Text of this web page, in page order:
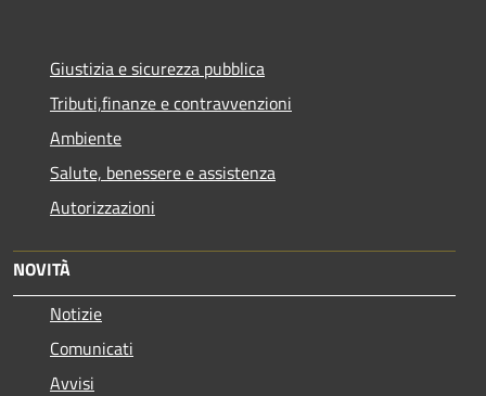
Giustizia e sicurezza pubblica
Tributi,finanze e contravvenzioni
Ambiente
Salute, benessere e assistenza
Autorizzazioni
NOVITÀ
Notizie
Comunicati
Avvisi